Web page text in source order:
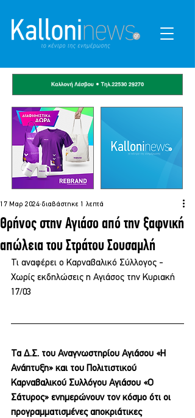
Θρήνος στην Αγιάσο από την ξαφνική
απώλεια του Στράτου Σουσαμλή
17 Μαρ 2024 διαβάστηκε 1 λεπτά
Τι αναφέρει ο Καρναβαλικό Σύλλογος -
Χωρίς εκδηλώσεις η Αγιάσος την Κυριακή
17/03
Τα Δ.Σ. του Αναγνωστηρίου Αγιάσου «Η
Ανάπτυξη» και του Πολιτιστικού
Καρναβαλικού Συλλόγου Αγιάσου «Ο
Σάτυρος» ενημερώνουν τον κόσμο ότι οι
προγραμματισμένες αποκριάτικες